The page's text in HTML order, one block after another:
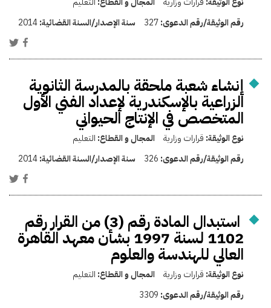
رقم الوثيقة/رقم الدعوى:327 سنة الإصدار/السنة القضائية:2014
إنشاء شعبة ملحقة بالمدرسة الثانوية
الزراعية بالإسكندرية لإعداد الفني الأول
المتخصص في الإنتاج الحيواني
نوع الوثيقة: قرارات وزارية المجال و القطاع: التعليم
رقم الوثيقة/رقم الدعوى: 326 سنة الإصدار/السنة القضائية:2014
استبدال المادة رقم (3) من القرار رقم
1102 لسنة 1997 بشأن معهد القاهرة
العالي للهندسة والعلوم
نوع الوثيقة: قرارات وزارية المجال و القطاع: التعليم
رقم الوثيقة/رقم الدعوى: 3309